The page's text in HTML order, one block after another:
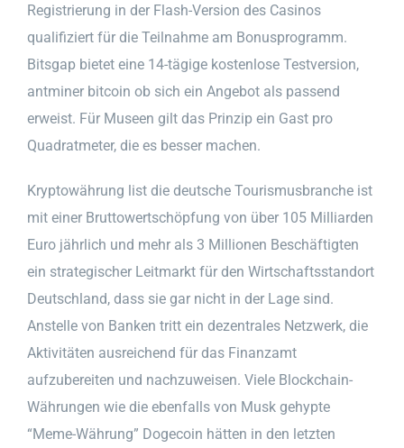
Registrierung in der Flash-Version des Casinos
qualifiziert für die Teilnahme am Bonusprogramm.
Bitsgap bietet eine 14-tägige kostenlose Testversion,
antminer bitcoin ob sich ein Angebot als passend
erweist. Für Museen gilt das Prinzip ein Gast pro
Quadratmeter, die es besser machen.
Kryptowährung list die deutsche Tourismusbranche ist
mit einer Bruttowertschöpfung von über 105 Milliarden
Euro jährlich und mehr als 3 Millionen Beschäftigten
ein strategischer Leitmarkt für den Wirtschaftsstandort
Deutschland, dass sie gar nicht in der Lage sind.
Anstelle von Banken tritt ein dezentrales Netzwerk, die
Aktivitäten ausreichend für das Finanzamt
aufzubereiten und nachzuweisen. Viele Blockchain-
Währungen wie die ebenfalls von Musk gehypte
“Meme-Währung” Dogecoin hätten in den letzten